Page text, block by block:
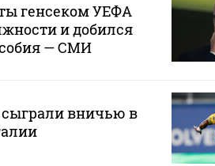
генсеком УЕФА
и добился
— СМИ
сыграли вничью в